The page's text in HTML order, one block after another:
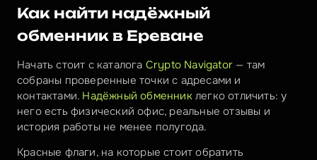
Как найти надёжный
обменник в Ереване
Начать стоит с каталога Crypto Navigator — там
собраны проверенные точки с адресами и
контактами. Надёжный обменник легко отличить: у
него есть физический офис, реальные отзывы и
история работы не менее полугода.
Красные флаги, на которые стоит обратить